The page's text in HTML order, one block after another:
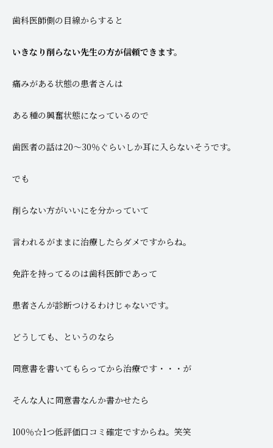
歯科医師側の目線からすると
いきなり削らない先生の方が信頼できます。
痛みがある状態の患者さんは
ある種の興奮状態になっているので
歯医者の話は20～30％ぐらいしか耳に入らないそうです。
でも
削らない方がいいにを分かっていて
言われるがままに治療したらダメですからね。
免許を持ってるのは歯科医師であって
患者さんが診断つけるわけじゃないです。
どうしても、というのなら
同意書を書いてもらってから治療です・・・が
そんな人に同意書なんか書かせたら
100％☆1つ低評価口コミ確定ですからね。笑笑